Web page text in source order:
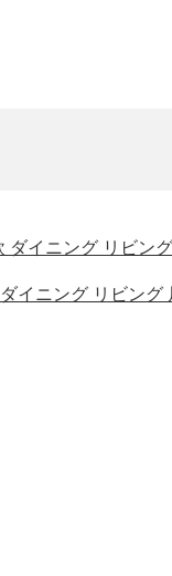
イニング リビン
イニング リビング